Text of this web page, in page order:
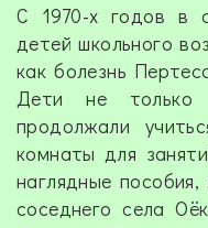
С 1970-х годов в
детей школьного
как болезнь
Дети не только
продолжали
комнаты для
наглядные
соседнего села